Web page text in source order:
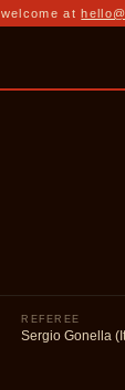
at
REFEREE
Sergio Gonella